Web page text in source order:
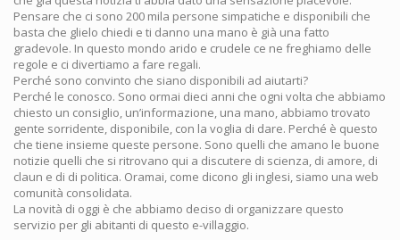
Pensare che ci sono 200 mila persone simpatiche e disponibili che
basta che glielo chiedi e ti danno una mano è già una fatto
gradevole. In questo mondo arido e crudele ce ne freghiamo delle
regole e ci divertiamo a fare regali.
Perché sono convinto che siano disponibili ad aiutarti?
Perché le conosco. Sono ormai dieci anni che ogni volta che abbiamo
chiesto un consiglio, un’informazione, una mano, abbiamo trovato
gente sorridente, disponibile, con la voglia di dare. Perché è questo
che tiene insieme queste persone. Sono quelli che amano le buone
notizie quelli che si ritrovano qui a discutere di scienza, di amore, di
claun e di di politica. Oramai, come dicono gli inglesi, siamo una web
comunità consolidata.
La novità di oggi è che abbiamo deciso di organizzare questo
servizio per gli abitanti di questo e-villaggio.